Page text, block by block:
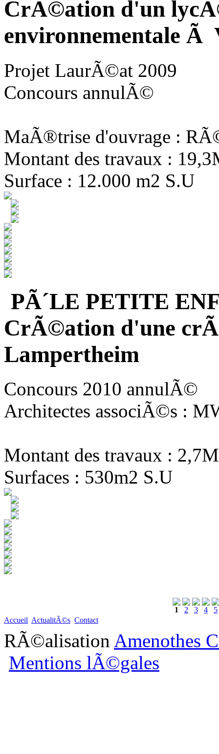
CrÃ©ation d'un
environnementale Ã
Projet LaurÃ©at 2009
Concours annulÃ©
MaÃ®trise d'ouvrage :
Montant des travaux :
Surface : 12.000 m2 S.U
PÃ´LE PETITE
CrÃ©ation d'une
Lampertheim
Concours 2010 annulÃ©
Architectes associÃ©s :
Montant des travaux :
Surfaces : 530m2 S.U
1 2 3 4
5
Accueil ActualitÃ©s Contact
RÃ©alisation Amenothes
Mentions lÃ©gales